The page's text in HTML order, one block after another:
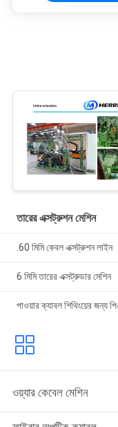
তারের এক্সট্রুশন মেশিন
.60 মিমি কেবল এক্সট্রুশন লাইন
6 মিমি তারের এক্সট্রুডার মেশিন
পাওয়ার ক্যাবল শিথিংয়ের জন্য
ওয়্যার কেবেল মেশিন